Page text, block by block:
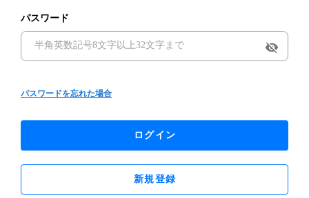
パスワード
visibility_off
パスワードを忘れた場合
ログイン
新規登録